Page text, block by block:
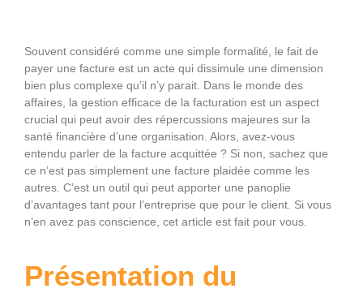
Souvent considéré comme une simple formalité, le fait de
payer une facture est un acte qui dissimule une dimension
bien plus complexe qu’il n’y parait. Dans le monde des
affaires, la gestion efficace de la facturation est un aspect
crucial qui peut avoir des répercussions majeures sur la
santé financière d’une organisation. Alors, avez-vous
entendu parler de la facture acquittée ? Si non, sachez que
ce n’est pas simplement une facture plaidée comme les
autres. C’est un outil qui peut apporter une panoplie
d’avantages tant pour l’entreprise que pour le client. Si vous
n’en avez pas conscience, cet article est fait pour vous.
Présentation du